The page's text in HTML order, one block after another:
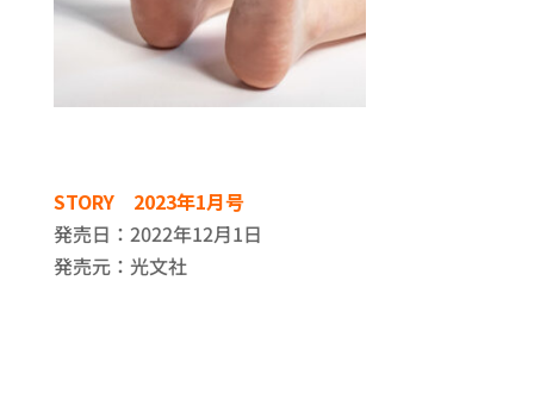
STORY 2023年1月号
発売日：2022年12月1日
発売元：光文社